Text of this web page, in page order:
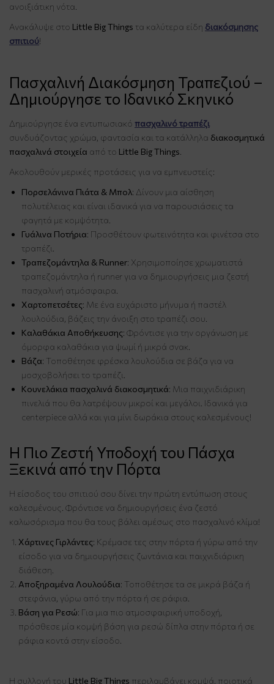
ανοιξιάτικη νότα.
Ανακάλυψε στο Little Big Things τα καλύτερα είδη διακόσμησης
σπιτιού!
Πασχαλινή Διακόσμηση Τραπεζιού –
Δημιούργησε το Ιδανικό Σκηνικό
Δημιούργησε ένα εντυπωσιακό πασχαλινό τραπέζι
συνδυάζοντας χρώμα, φαντασία και τα κατάλληλα διακοσμητικά
πασχαλινά στοιχεία από το Little Big Things
Ακολουθούν μερικές προτάσεις για να εμπνευστείς:
Πορσελάνινα Πιάτα & Μπολ: Δίνουν μια αίσθηση
πολυτέλειας και είναι ιδανικά για να παρουσιάσεις τα
φαγητά με κομψότητα.
Γυάλινα Ποτήρια: Προσθέτουν φωτεινότητα και φινέτσα στο
τραπέζι.
Τραπεζομάντηλα & Runner: Χρησιμοποίησε χρωματιστά
τραπεζομάντηλα ή runner για να δημιουργήσεις μια ζεστή
πασχαλινή ατμόσφαιρα.
Χαρτοπετσέτες: Με ένα ευχάριστο μήνυμα ή παστέλ
λουλούδια, βάζεις την άνοιξη στο τραπέζι σου.
Καλαθάκια Αποθήκευσης: Φρόντισε για την οργάνωση με
όμορφα καλαθάκια για ψωμί ή μικρά σνακ.
Βάζα: Τοποθέτησε φρέσκα λουλούδια σε βάζα για να
μοσχοβολήσει το τραπέζι.
Κουνελάκια πασχαλινά διακοσμητικά: Μια παιχνιδιάρικη
πινελιά που θα λατρέψουν μικροί και μεγάλοι. Ιδανικά για
centerpiece αλλά και για μίνι δωράκια στους καλεσμένους!
Η Πιο Ζεστή Υποδοχή του Πάσχα
Ξεκινά από την Πόρτα
Η είσοδος του σπιτιού σου δίνει την πρώτη εντύπωση στους
καλεσμένους. Φρόντισε να δημιουργήσεις ένα ζεστό
καλωσόρισμα που θα τους βάλει αμέσως στο πασχαλινό κλίμα!
Χάρτινες Γιρλάντες: Κρέμασε τες στην πόρτα ή γύρω από την
είσοδο για να δημιουργήσεις ζωντάνια και παιχνιδιάρικη
διάθεση.
Αποξηραμένα Λουλούδια: Τοποθέτησε τα σε μικρά βάζα ή
στεφάνια, γύρω από την πόρτα ή σε ράφια.
Βάση για Ρεσώ: Για μια πιο ατμοσφαιρική υποδοχή,
πρόσθεσε μία κομψή βάση για ρεσώ δίπλα στην πόρτα ή σε
ράφια κοντά στην είσοδο.
Η συλλογή του Little Big Things περιλαμβάνει κομψά, ποιοτικά